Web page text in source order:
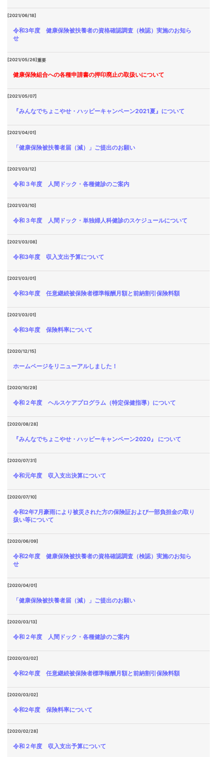
[2021/06/18]
令和3年度 健康保険被扶養者の資格確認調査（検認）実施のお知ら
せ
[2021/05/26]重要
健康保険組合への各種申請書の押印廃止の取扱いについて
[2021/05/07]
『みんなでちょこやせ・ハッピーキャンペーン2021夏』について
[2021/04/01]
「健康保険被扶養者届（減）」ご提出のお願い
[2021/03/12]
令和３年度 人間ドック・各種健診のご案内
[2021/03/10]
令和３年度 人間ドック・単独婦人科健診のスケジュールについて
[2021/03/08]
令和3年度 収入支出予算について
[2021/03/01]
令和3年度 任意継続被保険者標準報酬月額と前納割引保険料額
[2021/03/01]
令和3年度 保険料率について
[2020/12/15]
ホームページをリニューアルしました！
[2020/10/29]
令和２年度 ヘルスケアプログラム（特定保健指導）について
[2020/08/28]
『みんなでちょこやせ・ハッピーキャンペーン2020』 について
[2020/07/31]
令和元年度 収入支出決算について
[2020/07/10]
令和2年7月豪雨により被災された方の保険証および一部負担金の取り
扱い等について
[2020/06/09]
令和2年度 健康保険被扶養者の資格確認調査（検認）実施のお知ら
せ
[2020/04/01]
「健康保険被扶養者届（減）」ご提出のお願い
[2020/03/13]
令和２年度 人間ドック・各種健診のご案内
[2020/03/02]
令和2年度 任意継続被保険者標準報酬月額と前納割引保険料額
[2020/03/02]
令和2年度 保険料率について
[2020/02/28]
令和２年度 収入支出予算について